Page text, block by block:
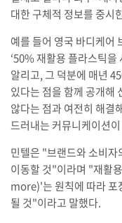
대한 구체적 정보를 중시
예를 들어 영국 바디케어
‘50% 재활용 플라스틱을
알리고, 그 덕분에 매년
있다는 점을 함께 공개해
않다는 점과 여전히 해결
드러내는 커뮤니케이션
민텔은 "브랜드와 소비
이동할 것"이라며 "재활
more)'는 원칙에 따라 포
될 것"이라고 말했다.